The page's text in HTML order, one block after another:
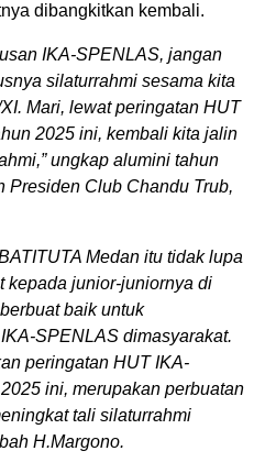
dibangkitkan kembali.
IKA-SPENLAS, jangan
silaturrahmi sesama kita
Mari, lewat peringatan HUT
2025 ini, kembali kita jalin
ungkap alumini tahun
Presiden Club Chandu Trub,
Medan itu tidak lupa
kepada junior-juniornya di
baik untuk
SPENLAS dimasyarakat.
peringatan HUT IKA-
ini, merupakan perbuatan
tali silaturrahmi
H.Margono.